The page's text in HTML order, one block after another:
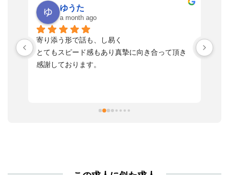
ゆうた
a month ago
寄り添う形で話も、し易く
とてもスピード感もあり真摯に向き合って頂き
感謝しております。